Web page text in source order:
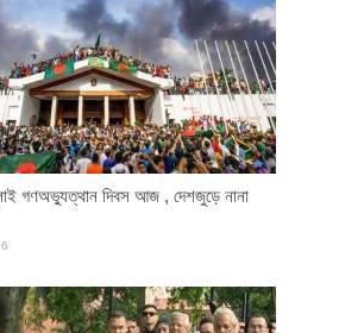
গণঅভ্যুত্থান দিবস আজ , দেশজুড়ে নানা